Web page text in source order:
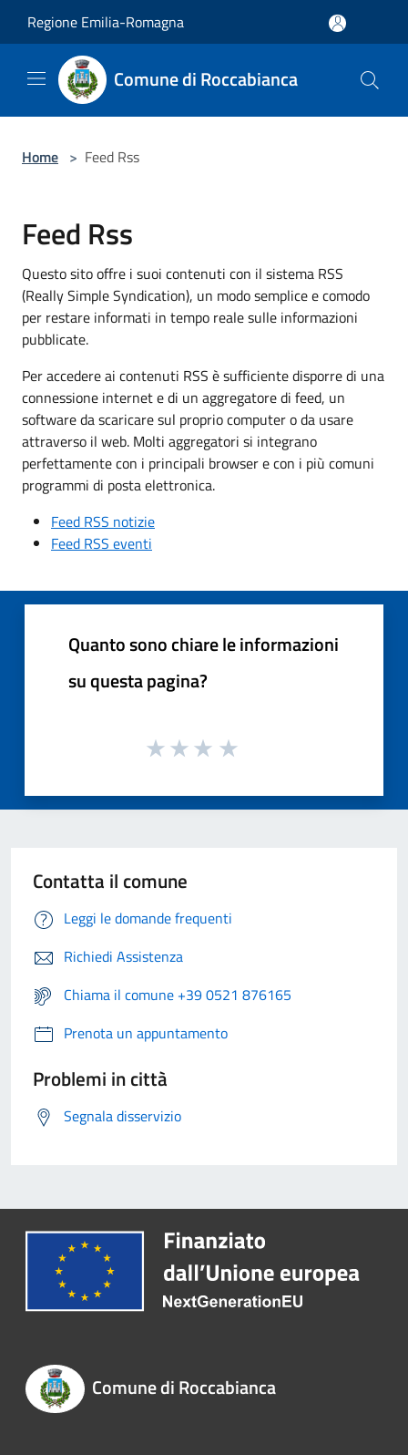
Regione Emilia-Romagna
Comune di Roccabianca
Home > Feed Rss
Feed Rss
Questo sito offre i suoi contenuti con il sistema RSS
(Really Simple Syndication), un modo semplice e comodo
per restare informati in tempo reale sulle informazioni
pubblicate.
Per accedere ai contenuti RSS è sufficiente disporre di una
connessione internet e di un aggregatore di feed, un
software da scaricare sul proprio computer o da usare
attraverso il web. Molti aggregatori si integrano
perfettamente con i principali browser e con i più comuni
programmi di posta elettronica.
Feed RSS notizie
Feed RSS eventi
Quanto sono chiare le informazioni
su questa pagina?
Contatta il comune
Leggi le domande frequenti
Richiedi Assistenza
Chiama il comune +39 0521 876165
Prenota un appuntamento
Problemi in città
Segnala disservizio
Comune di Roccabianca